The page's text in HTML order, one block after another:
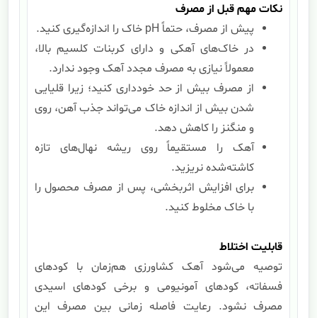
نکات مهم قبل از مصرف
پیش از مصرف، حتماً pH خاک را اندازه‌گیری کنید.
در خاک‌های آهکی و دارای کربنات کلسیم بالا،
معمولاً نیازی به مصرف مجدد آهک وجود ندارد.
از مصرف بیش از حد خودداری کنید؛ زیرا قلیایی
شدن بیش از اندازه خاک می‌تواند جذب آهن، روی
و منگنز را کاهش دهد.
آهک را مستقیماً روی ریشه نهال‌های تازه
کاشته‌شده نریزید.
برای افزایش اثربخشی، پس از مصرف محصول را
با خاک مخلوط کنید.
قابلیت اختلاط
توصیه می‌شود آهک کشاورزی هم‌زمان با کودهای
فسفاته، کودهای آمونیومی و برخی کودهای اسیدی
مصرف نشود. رعایت فاصله زمانی بین مصرف این